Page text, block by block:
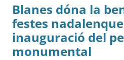
Blanes dóna la
festes
inauguració del
monumental